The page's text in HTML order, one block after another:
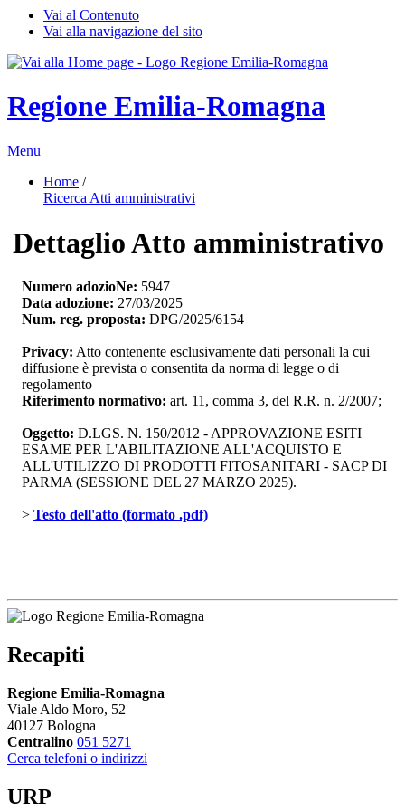
Vai al Contenuto
Vai alla navigazione del sito
Regione Emilia-Romagna
Menu
Home /
Ricerca Atti amministrativi
Dettaglio Atto amministrativo
Numero adozioNe: 5947
Data adozione: 27/03/2025
Num. reg. proposta: DPG/2025/6154
Privacy: Atto contenente esclusivamente dati personali la cui
diffusione è prevista o consentita da norma di legge o di
regolamento
Riferimento normativo: art. 11, comma 3, del R.R. n. 2/2007;
Oggetto: D.LGS. N. 150/2012 - APPROVAZIONE ESITI
ESAME PER L'ABILITAZIONE ALL'ACQUISTO E
ALL'UTILIZZO DI PRODOTTI FITOSANITARI - SACP DI
PARMA (SESSIONE DEL 27 MARZO 2025).
> Testo dell'atto (formato .pdf)
Recapiti
Regione Emilia-Romagna
Viale Aldo Moro, 52
40127 Bologna
Centralino 051 5271
Cerca telefoni o indirizzi
URP